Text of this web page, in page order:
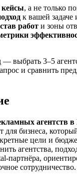
, а не только
к вашей задаче
работ и зоны
выбрать 3–5
и сравнить
агентств
для бизнеса,
цели и
агентства,
партнёра,
сотрудничество.